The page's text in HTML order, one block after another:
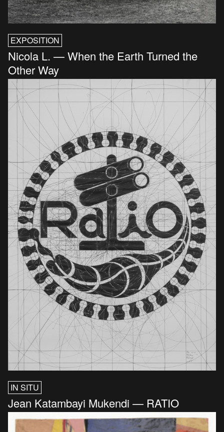
EXPOSITION
Nicola L. — When the Earth Turned the
Other Way
IN SITU
Jean Katambayi Mukendi — RATIO